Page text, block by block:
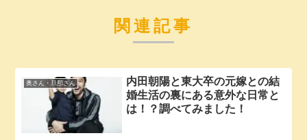
関連記事
奥さん・旦那さん
内田朝陽と東大卒の元嫁との結
婚生活の裏にある意外な日常と
は！？調べてみました！